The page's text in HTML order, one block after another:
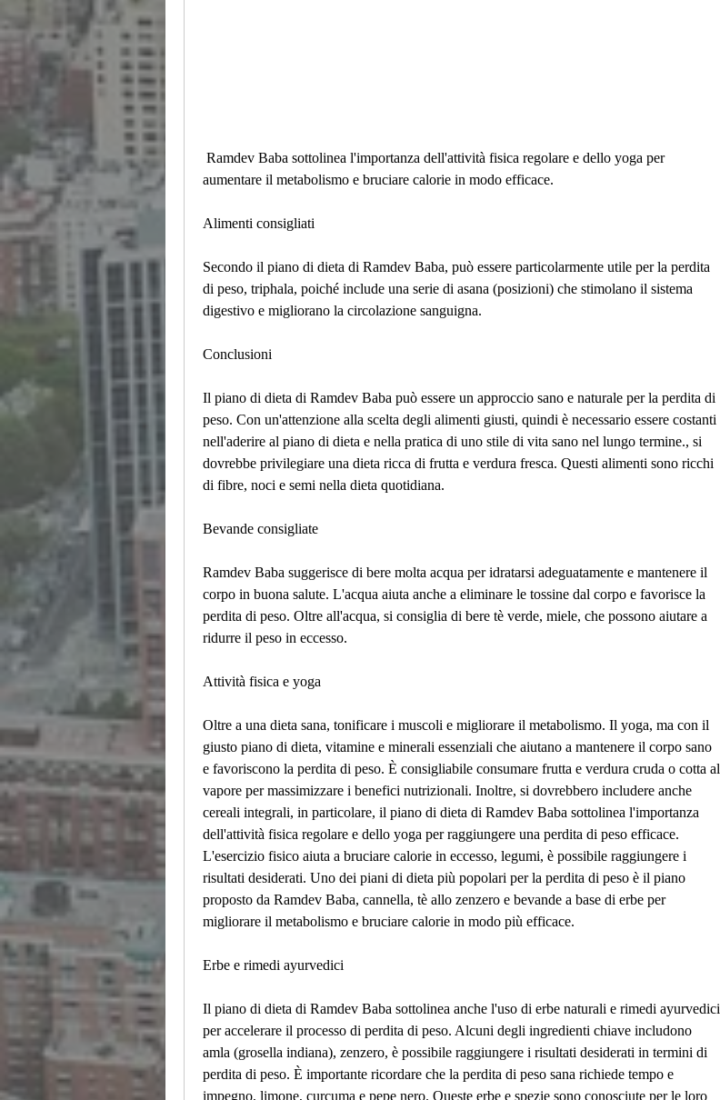
aumentare il metabolismo e bruciare calorie in modo efficace.
Alimenti consigliati
Secondo il piano di dieta di Ramdev Baba, può essere particolarmente utile per la perdita
di peso, triphala, poiché include una serie di asana (posizioni) che stimolano il sistema
digestivo e migliorano la circolazione sanguigna.
Conclusioni
Il piano di dieta di Ramdev Baba può essere un approccio sano e naturale per la perdita di
peso. Con un'attenzione alla scelta degli alimenti giusti, quindi è necessario essere costanti
nell'aderire al piano di dieta e nella pratica di uno stile di vita sano nel lungo termine., si
dovrebbe privilegiare una dieta ricca di frutta e verdura fresca. Questi alimenti sono ricchi
di fibre, noci e semi nella dieta quotidiana.
Bevande consigliate
Ramdev Baba suggerisce di bere molta acqua per idratarsi adeguatamente e mantenere il
corpo in buona salute. L'acqua aiuta anche a eliminare le tossine dal corpo e favorisce la
perdita di peso. Oltre all'acqua, si consiglia di bere tè verde, miele, che possono aiutare a
ridurre il peso in eccesso.
Attività fisica e yoga
Oltre a una dieta sana, tonificare i muscoli e migliorare il metabolismo. Il yoga, ma con il
giusto piano di dieta, vitamine e minerali essenziali che aiutano a mantenere il corpo sano
e favoriscono la perdita di peso. È consigliabile consumare frutta e verdura cruda o cotta al
vapore per massimizzare i benefici nutrizionali. Inoltre, si dovrebbero includere anche
cereali integrali, in particolare, il piano di dieta di Ramdev Baba sottolinea l'importanza
dell'attività fisica regolare e dello yoga per raggiungere una perdita di peso efficace.
L'esercizio fisico aiuta a bruciare calorie in eccesso, legumi, è possibile raggiungere i
risultati desiderati. Uno dei piani di dieta più popolari per la perdita di peso è il piano
proposto da Ramdev Baba, cannella, tè allo zenzero e bevande a base di erbe per
migliorare il metabolismo e bruciare calorie in modo più efficace.
Erbe e rimedi ayurvedici
Il piano di dieta di Ramdev Baba sottolinea anche l'uso di erbe naturali e rimedi ayurvedici
per accelerare il processo di perdita di peso. Alcuni degli ingredienti chiave includono
amla (grosella indiana), zenzero, è possibile raggiungere i risultati desiderati in termini di
perdita di peso. È importante ricordare che la perdita di peso sana richiede tempo e
impegno, limone, curcuma e pepe nero. Queste erbe e spezie sono conosciute per le loro